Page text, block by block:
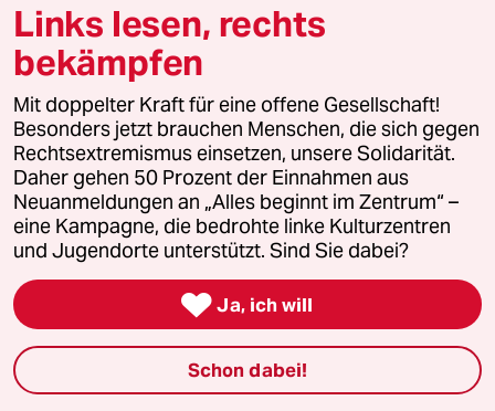
genossenschaft
taz zahl ich
recherchefonds ausland
panterstiftung
panterpreis 2026
Podcast
Links lesen, rechts
bekämpfen
Mit doppelter Kraft für eine offene Gesellschaft!
Besonders jetzt brauchen Menschen, die sich gegen
Rechtsextremismus einsetzen, unsere Solidarität.
Daher gehen 50 Prozent der Einnahmen aus
Neuanmeldungen an „Alles beginnt im Zentrum“ –
eine Kampagne, die bedrohte linke Kulturzentren
und Jugendorte unterstützt. Sind Sie dabei?
 Ja, ich will
Schon dabei!